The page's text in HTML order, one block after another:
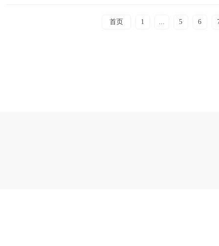
首页 1 ... 5 6